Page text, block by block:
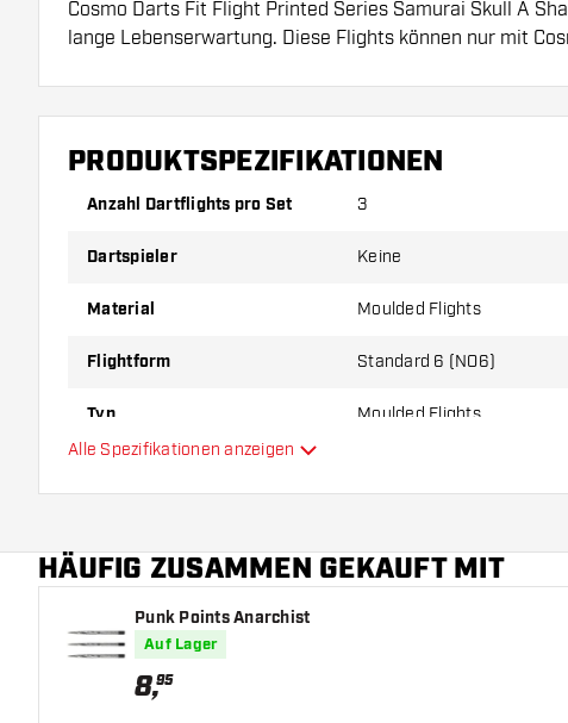
Cosmo Darts Fit Flight Printed Series Samurai Skull A
lange Lebenserwartung. Diese Flights können nur mit
Dartshopper Tipp!
Sorgen Sie für genügend Ersatz Flights und Shafts.
Dicke der Flights aus, um herauszufinden, welche
PRODUKTSPEZIFIKATIONEN
Anzahl Dartflights pro Set 3
Dartspieler Keine
Material Moulded Flights
Flightform Standard 6 (NO6)
Typ Moulded Flights
Hauptfarbe
Alle Spezifikationen anzeigen
HÄUFIG ZUSAMMEN GEKAUFT MIT
Punk Points Anarchist
Auf Lager
8,95